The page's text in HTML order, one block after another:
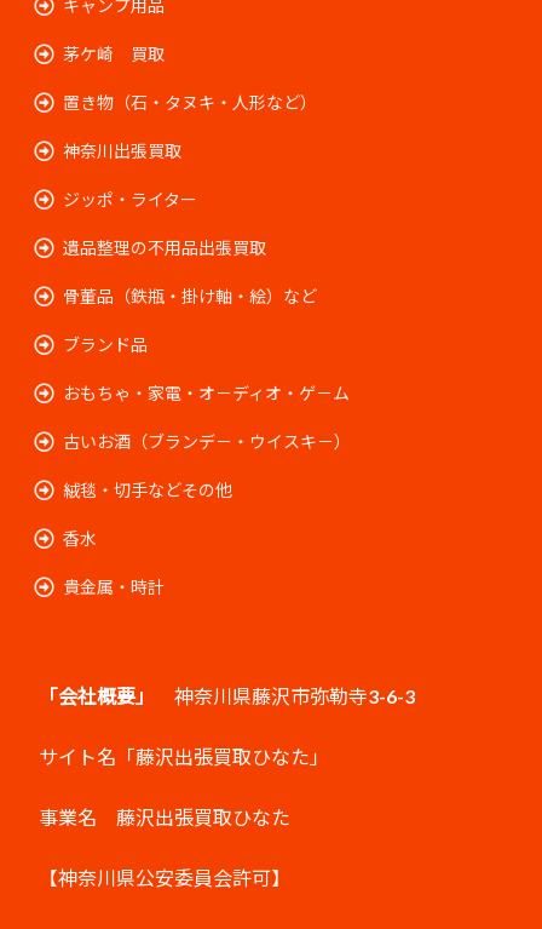
キャンプ用品
茅ケ崎 買取
置き物（石・タヌキ・人形など）
神奈川出張買取
ジッポ・ライター
遺品整理の不用品出張買取
骨董品（鉄瓶・掛け軸・絵）など
ブランド品
おもちゃ・家電・オ－ディオ・ゲ－ム
古いお酒（ブランデ－・ウイスキ－）
絨毯・切手などその他
香水
貴金属・時計
「会社概要」 神奈川県藤沢市弥勒寺3-6-3
サイト名「藤沢出張買取ひなた」
事業名 藤沢出張買取ひなた
【神奈川県公安委員会許可】